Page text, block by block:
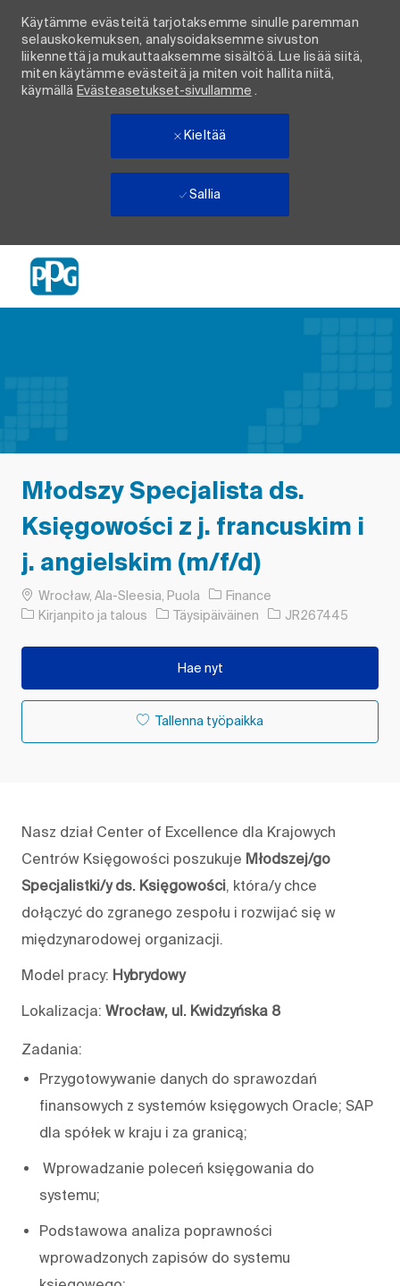
Käytämme evästeitä tarjotaksemme sinulle paremman
selauskokemuksen, analysoidaksemme sivuston
liikennettä ja mukauttaaksemme sisältöä. Lue lisää siitä,
miten käytämme evästeitä ja miten voit hallita niitä,
käymällä Evästeasetukset-sivullamme .
Kieltää
Sallia
Młodszy Specjalista ds.
Księgowości z j. francuskim i
j. angielskim (m/f/d)
PaikkaWrocław, Ala-Sleesia, Puola
Finance
Luokka
Kirjanpito ja talous Työn tyyppi
Täysipäiväinen Työn tunnus
JR267445
Hae nyt
Tallenna työpaikka
Nasz dział Center of Excellence dla Krajowych
Centrów Księgowości poszukuje Młodszej/go
Specjalistki/y ds. Księgowości, która/y chce
dołączyć do zgranego zespołu i rozwijać się w
międzynarodowej organizacji.
Model pracy: Hybrydowy
Lokalizacja: Wrocław, ul. Kwidzyńska 8
Zadania:
Przygotowywanie danych do sprawozdań
finansowych z systemów księgowych Oracle; SAP
dla spółek w kraju i za granicą;
Wprowadzanie poleceń księgowania do
systemu;
Podstawowa analiza poprawności
wprowadzonych zapisów do systemu